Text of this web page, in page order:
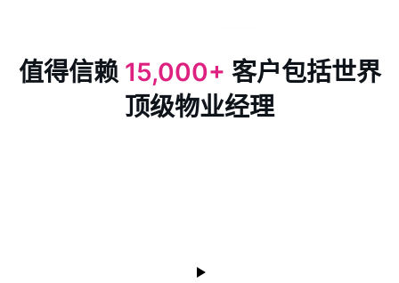
值得信赖 15,000+ 客户包括世界
顶级物业经理